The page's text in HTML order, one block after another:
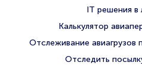
IT решения в
Калькулятор
Отслеживание авиагрузов
Отследить